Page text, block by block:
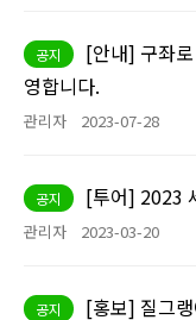
공지
[안내] 구좌
영합니다.
관리자 2023-07-28
공지 [투어] 2023
관리자 2023-03-20
공지
[홍보] 질그